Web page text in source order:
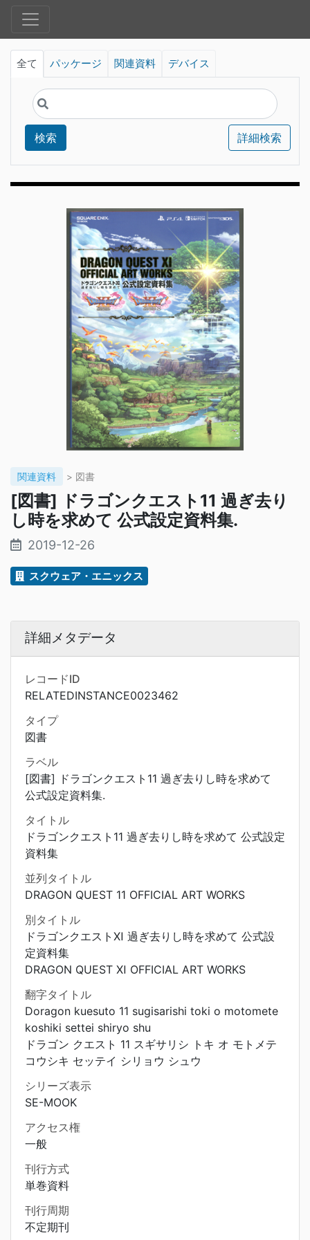
全て パッケージ 関連資料 デバイス
検索 詳細検索
関連資料 > 図書
[図書] ドラゴンクエスト11 過ぎ去り
し時を求めて 公式設定資料集.
2019-12-26
スクウェア・エニックス
詳細メタデータ
レコードID
RELATEDINSTANCE0023462
タイプ
図書
ラベル
[図書] ドラゴンクエスト11 過ぎ去りし時を求めて
公式設定資料集.
タイトル
ドラゴンクエスト11 過ぎ去りし時を求めて 公式設定
資料集
並列タイトル
DRAGON QUEST 11 OFFICIAL ART WORKS
別タイトル
ドラゴンクエストⅪ 過ぎ去りし時を求めて 公式設
定資料集
DRAGON QUEST Ⅺ OFFICIAL ART WORKS
翻字タイトル
Doragon kuesuto 11 sugisarishi toki o motomete
koshiki settei shiryo shu
ドラゴン クエスト 11 スギサリシ トキ オ モトメテ
コウシキ セッテイ シリョウ シュウ
シリーズ表示
SE-MOOK
アクセス権
一般
刊行方式
単巻資料
刊行周期
不定期刊